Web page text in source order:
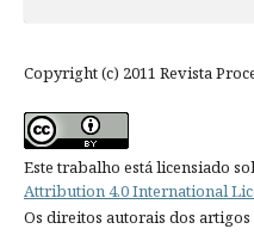
Copyright (c) 2011 Revista
Este trabalho está licensiado
Attribution 4.0 International
Os direitos autorais dos